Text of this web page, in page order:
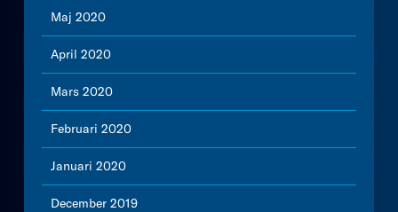
Maj 2020
April 2020
Mars 2020
Februari 2020
Januari 2020
December 2019